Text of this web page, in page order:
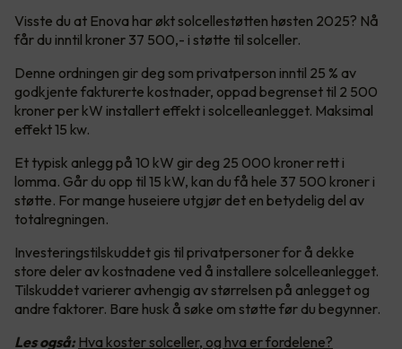
Visste du at Enova har økt solcellestøtten høsten 2025? Nå
får du inntil kroner 37 500,- i støtte til solceller.
Denne ordningen gir deg som privatperson inntil 25 % av
godkjente fakturerte kostnader, oppad begrenset til 2 500
kroner per kW installert effekt i solcelleanlegget. Maksimal
effekt 15 kw.
Et typisk anlegg på 10 kW gir deg 25 000 kroner rett i
lomma. Går du opp til 15 kW, kan du få hele 37 500 kroner i
støtte. For mange huseiere utgjør det en betydelig del av
totalregningen.
Investeringstilskuddet gis til privatpersoner for å dekke
store deler av kostnadene ved å installere solcelleanlegget.
Tilskuddet varierer avhengig av størrelsen på anlegget og
andre faktorer. Bare husk å søke om støtte før du begynner.
Les også: Hva koster solceller, og hva er fordelene?